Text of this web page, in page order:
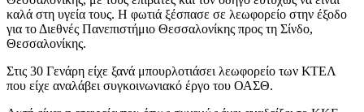
καλά στη υγεία τους. Η φωτιά ξέσπασε σε λεωφορείο στην έξοδο
για το Διεθνές Πανεπιστήμιο Θεσσαλονίκης προς τη Σίνδο,
Θεσσαλονίκης.
Στις 30 Γενάρη είχε ξανά μπουρλοτιάσει λεωφορείο των ΚΤΕΛ
που είχε αναλάβει συγκοινωνιακό έργο του ΟΑΣΘ.